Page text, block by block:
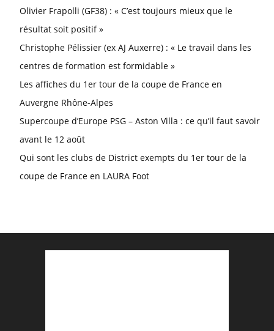
Olivier Frapolli (GF38) : « C’est toujours mieux que le
résultat soit positif »
Christophe Pélissier (ex AJ Auxerre) : « Le travail dans les
centres de formation est formidable »
Les affiches du 1er tour de la coupe de France en
Auvergne Rhône-Alpes
Supercoupe d’Europe PSG – Aston Villa : ce qu’il faut savoir
avant le 12 août
Qui sont les clubs de District exempts du 1er tour de la
coupe de France en LAURA Foot